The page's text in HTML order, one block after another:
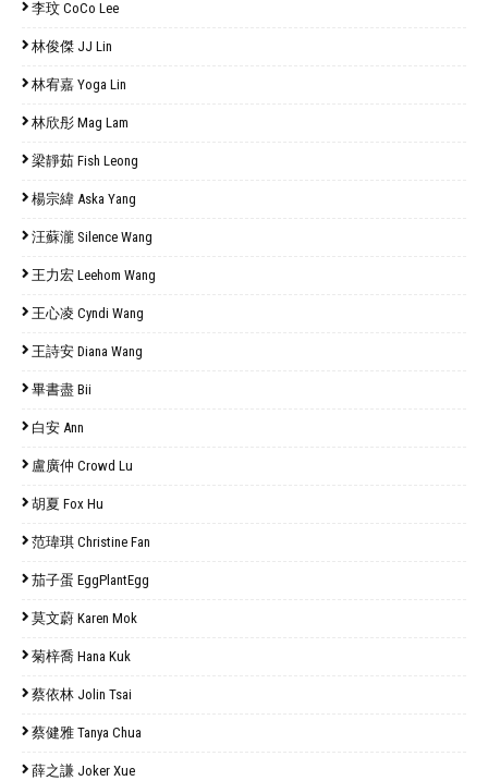
李玟 CoCo Lee
林俊傑 JJ Lin
林宥嘉 Yoga Lin
林欣彤 Mag Lam
梁靜茹 Fish Leong
楊宗緯 Aska Yang
汪蘇瀧 Silence Wang
王力宏 Leehom Wang
王心凌 Cyndi Wang
王詩安 Diana Wang
畢書盡 Bii
白安 Ann
盧廣仲 Crowd Lu
胡夏 Fox Hu
范瑋琪 Christine Fan
茄子蛋 EggPlantEgg
莫文蔚 Karen Mok
菊梓喬 Hana Kuk
蔡依林 Jolin Tsai
蔡健雅 Tanya Chua
薛之謙 Joker Xue